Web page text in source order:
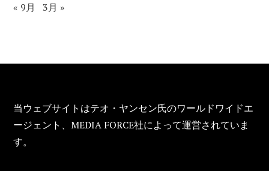
« 9月 3月 »
FOOTER
当ウェブサイトはテオ・ヤンセン氏のワールドワイドエ
ージェント、MEDIA FORCE社によって運営されていま
す。